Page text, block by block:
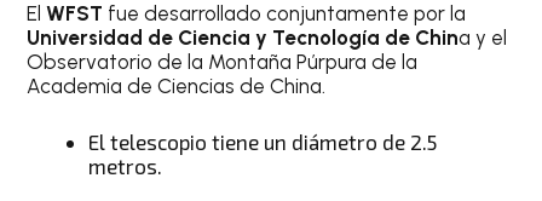
ElWFST fue desarrollado conjuntamente por la
Universidad de Ciencia y Tecnología de China y el
Observatorio de la Montaña Púrpura de la
Academia de Ciencias de China.
El telescopio tiene un diámetro de 2.5
metros.